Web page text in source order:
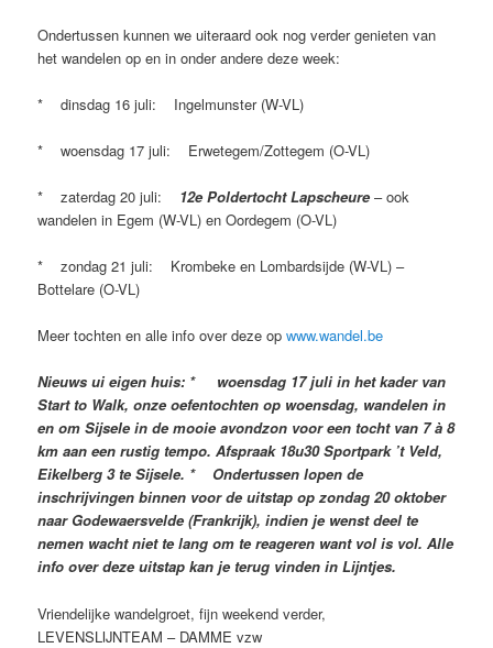
Ondertussen kunnen we uiteraard ook nog verder genieten van
het wandelen op en in onder andere deze week:
* dinsdag 16 juli: Ingelmunster (W-VL)
* woensdag 17 juli: Erwetegem/Zottegem (O-VL)
* zaterdag 20 juli: 12e Poldertocht Lapscheure – ook
wandelen in Egem (W-VL) en Oordegem (O-VL)
* zondag 21 juli: Krombeke en Lombardsijde (W-VL) –
Bottelare (O-VL)
Meer tochten en alle info over deze opwww.wandel.be
Nieuws ui eigen huis: * woensdag 17 juli in het kader van
Start to Walk, onze oefentochten op woensdag, wandelen in
en om Sijsele in de mooie avondzon voor een tocht van 7 à 8
km aan een rustig tempo. Afspraak 18u30 Sportpark ’t Veld,
Eikelberg 3 te Sijsele. * Ondertussen lopen de
inschrijvingen binnen voor de uitstap op zondag 20 oktober
naar Godewaersvelde (Frankrijk), indien je wenst deel te
nemen wacht niet te lang om te reageren want vol is vol. Alle
info over deze uitstap kan je terug vinden in Lijntjes.
Vriendelijke wandelgroet, fijn weekend verder,
LEVENSLIJNTEAM – DAMME vzw